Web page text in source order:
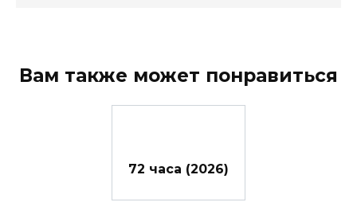
Вам также может понравиться
72 часа (2026)